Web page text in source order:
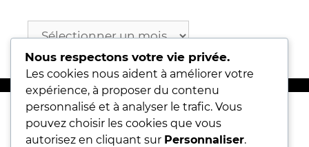
Rechercher
Articles récents
Nous respectons votre vie privée.
Les cookies nous aident à améliorer votre
expérience, à proposer du contenu
personnalisé et à analyser le trafic. Vous
pouvez choisir les cookies que vous
autorisez en cliquant sur Personnaliser.